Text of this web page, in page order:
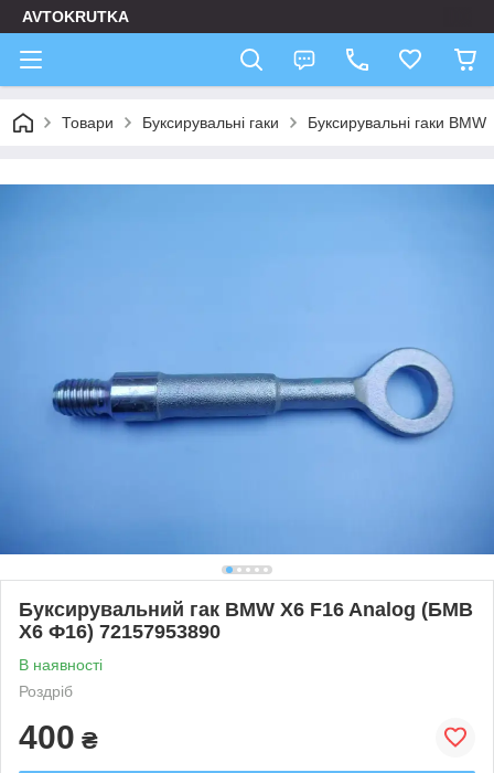
AVTOKRUTKA
Товари Буксирувальні гаки Буксирувальні гаки BMW
Буксирувальний гак BMW X6 F16 Analog (БМВ
Х6 Ф16) 72157953890
В наявності
Роздріб
400 ₴